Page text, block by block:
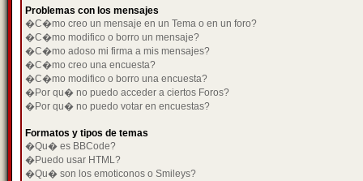
Problemas con los mensajes
�C�mo creo un mensaje en un Tema o en un foro?
�C�mo modifico o borro un mensaje?
�C�mo adoso mi firma a mis mensajes?
�C�mo creo una encuesta?
�C�mo modifico o borro una encuesta?
�Por qu� no puedo acceder a ciertos Foros?
�Por qu� no puedo votar en encuestas?
Formatos y tipos de temas
�Qu� es BBCode?
�Puedo usar HTML?
�Qu� son los emoticonos o Smileys?